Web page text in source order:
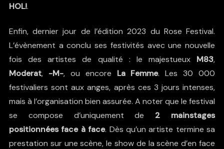
HOL!.
Enfin, dernier jour de l’édition 2023 du Rose Festival.
L’évènement a conclu ses festivités avec une nouvelle
fois des artistes de qualité : le majestueux M83,
Moderat, -M-, ou encore La Femme. Les 30 000
festivaliers sont aux anges, après ces 3 jours intenses,
mais à l’organisation bien assurée. A noter que le festival
se compose d’uniquement de 2 mainstages
positionnées face à face. Dès qu’un artiste termine sa
prestation sur une scène, le show de la scène d’en face